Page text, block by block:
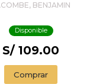
BENJAMIN
Disponible
S/ 109.00
Comprar